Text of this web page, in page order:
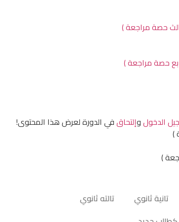
حصة مراجعة )
حصة مراجعة )
الدخولوإلتحاقفي الدورة لعرض هذا المحتوى!
)
)
تانية ثانوي
تالته ثانوي